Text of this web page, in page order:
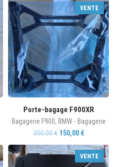
VENTE
Porte-bagage F900XR
Bagagerie F900, BMW - Bagagerie
300,00€ 150,00 €
VENTE